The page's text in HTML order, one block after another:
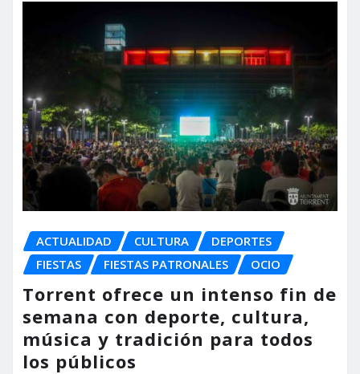
ACTUALIDAD CULTURA
DEPORTES
FIESTAS
FIESTAS PATRONALES OCIO
Torrent ofrece un intenso fin de
semana con deporte, cultura,
música y tradición para todos
los públicos